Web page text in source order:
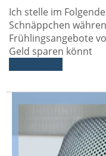
Ich stelle im
Schnäppchen
Frühlingsangebote
Geld sparen könnt